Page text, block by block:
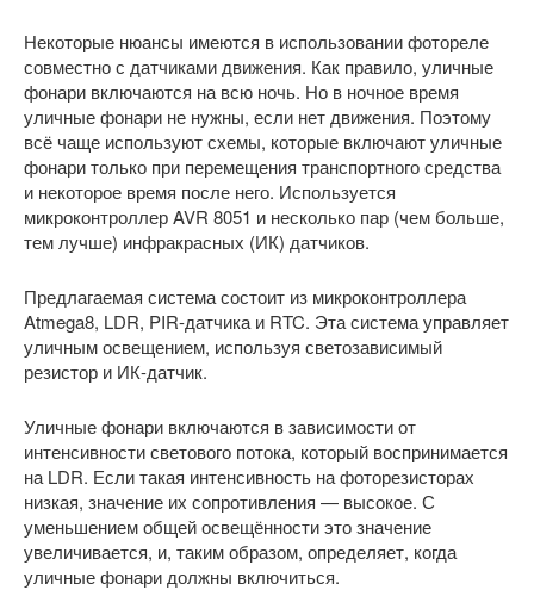
Некоторые нюансы имеются в использовании фотореле
совместно с датчиками движения. Как правило, уличные
фонари включаются на всю ночь. Но в ночное время
уличные фонари не нужны, если нет движения. Поэтому
всё чаще используют схемы, которые включают уличные
фонари только при перемещения транспортного средства
и некоторое время после него. Используется
микроконтроллер AVR 8051 и несколько пар (чем больше,
тем лучше) инфракрасных (ИК) датчиков.
Предлагаемая система состоит из микроконтроллера
Atmega8, LDR, PIR-датчика и RTC. Эта система управляет
уличным освещением, используя светозависимый
резистор и ИК-датчик.
Уличные фонари включаются в зависимости от
интенсивности светового потока, который воспринимается
на LDR. Если такая интенсивность на фоторезисторах
низкая, значение их сопротивления — высокое. С
уменьшением общей освещённости это значение
увеличивается, и, таким образом, определяет, когда
уличные фонари должны включиться.